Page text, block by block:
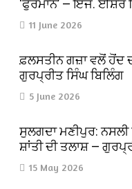
‘ਫੁਰਮਾਨ’ — ਇੰਜ. ਈਸ਼ਰ
11 June 2026
ਫ਼ਲਸਤੀਨ ਗਜ਼ਾ ਵਲੋਂ ਹੋਂਦ
ਗੁਰਪ੍ਰੀਤ ਸਿੰਘ ਬਿਲਿੰਗ
5 June 2026
ਸੁਲਗਦਾ ਮਣੀਪੁਰ:
ਸ਼ਾਂਤੀ ਦੀ ਤਲਾਸ਼ —
15 May 2026